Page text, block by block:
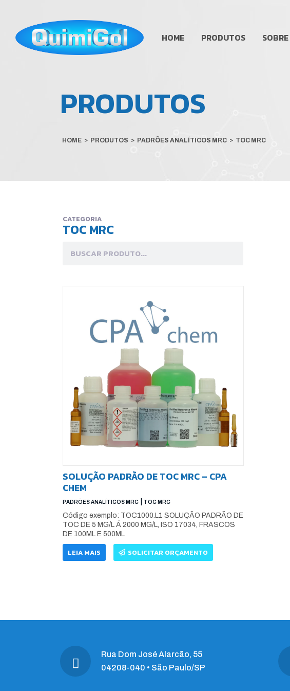
HOME PRODUTOS SOBRE
PRODUTOS
HOME > PRODUTOS > PADRÕES ANALÍTICOS MRC > TOC MRC
CATEGORIA
TOC MRC
SOLUÇÃO PADRÃO DE TOC MRC – CPA
CHEM
PADRÕES ANALÍTICOS MRC TOC MRC
Código exemplo: TOC1000.L1 SOLUÇÃO PADRÃO DE
TOC DE 5 MG/L Á 2000 MG/L, ISO 17034, FRASCOS
DE 100ML E 500ML
LEIA MAIS SOLICITAR ORÇAMENTO
Rua Dom José Alarcão, 55
04208-040 • São Paulo/SP